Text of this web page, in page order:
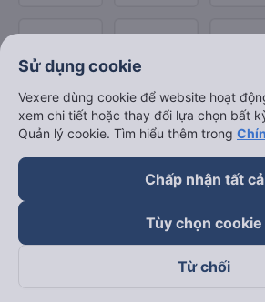
Sử dụng cookie
Vexere dùng cookie để website hoạt
xem chi tiết hoặc thay đổi lựa chọn bất
Quản lý cookie. Tìm hiểu thêm trong
Chấp nhận tất cả
Tùy chọn cookie
Từ chối